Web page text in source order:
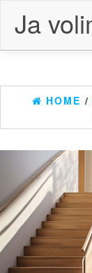
content
Ja
HOME /